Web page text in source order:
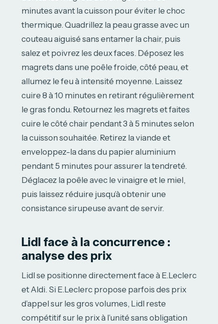
minutes avant la cuisson pour éviter le choc
thermique. Quadrillez la peau grasse avec un
couteau aiguisé sans entamer la chair, puis
salez et poivrez les deux faces. Déposez les
magrets dans une poêle froide, côté peau, et
allumez le feu à intensité moyenne. Laissez
cuire 8 à 10 minutes en retirant régulièrement
le gras fondu. Retournez les magrets et faites
cuire le côté chair pendant 3 à 5 minutes selon
la cuisson souhaitée. Retirez la viande et
enveloppez-la dans du papier aluminium
pendant 5 minutes pour assurer la tendreté.
Déglacez la poêle avec le vinaigre et le miel,
puis laissez réduire jusqu’à obtenir une
consistance sirupeuse avant de servir.
Lidl face à la concurrence :
analyse des prix
Lidl se positionne directement face à E.Leclerc
et Aldi. Si E.Leclerc propose parfois des prix
d’appel sur les gros volumes, Lidl reste
compétitif sur le prix à l’unité sans obligation